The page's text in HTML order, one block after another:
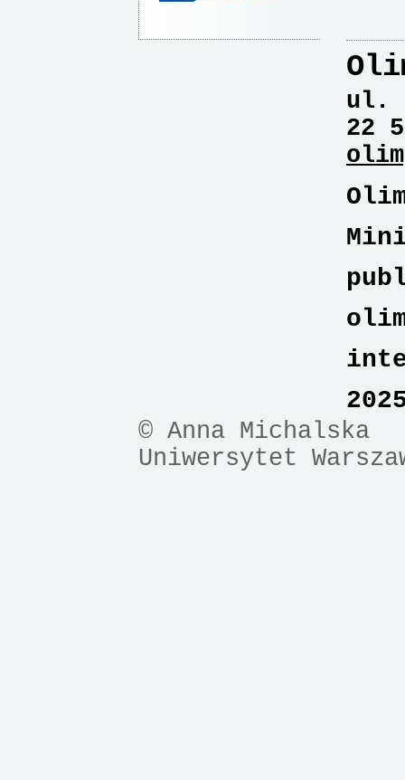
ul.
22
© Anna Michalska
Uniwersytet